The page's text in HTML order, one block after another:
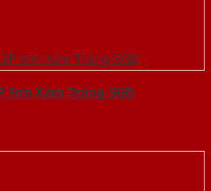
Sơn Xám Trắng-SGD